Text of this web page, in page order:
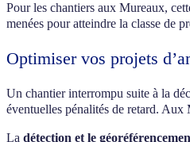
Pour les chantiers aux Mureaux,
menées pour atteindre la classe de
Optimiser vos projets
Un chantier interrompu suite à la
éventuelles pénalités de retard.
La détection et le